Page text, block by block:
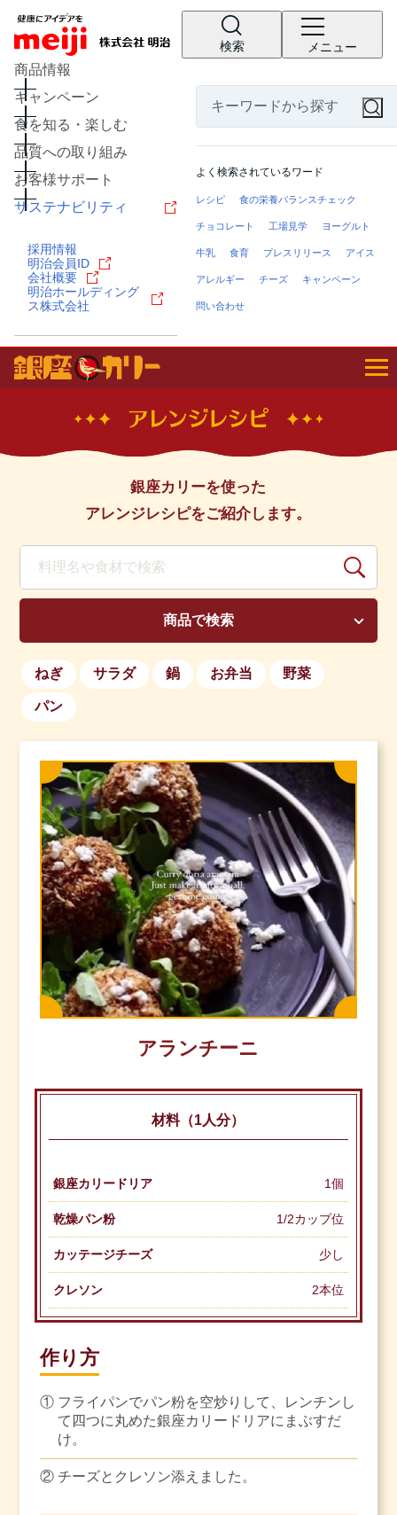
検索 メニュー
商品情報
キャンペーン
食を知る・楽しむ
品質への取り組み
お客様サポート
サステナビリティ
採用情報
明治会員ID
会社概要
明治ホールディング
ス株式会社
よく検索されているワード
レシピ 食の栄養バランスチェック
チョコレート 工場見学 ヨーグルト
牛乳 食育 プレスリリース アイス
アレルギー チーズ キャンペーン
問い合わせ
銀座カリーを使った
アレンジレシピをご紹介します。
商品で検索
ねぎ サラダ 鍋 お弁当 野菜
パン
アランチーニ
材料（1人分）
銀座カリードリア 1個
乾燥パン粉 1/2カップ位
カッテージチーズ 少し
クレソン 2本位
作り方
① フライパンでパン粉を空炒りして、レンチンし
て四つに丸めた銀座カリードリアにまぶすだ
け。
② チーズとクレソン添えました。